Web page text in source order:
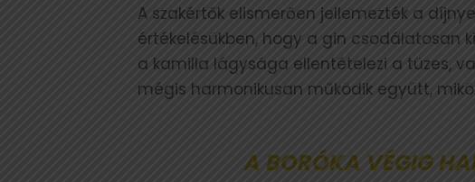
A szakértők elismerően jellemezték a
értékelésükben, hogy a gin csodálatosan
a kamilla lágysága ellentételezi a tüzes,
mégis harmonikusan működik együtt,
A BORÓKA VÉGIG